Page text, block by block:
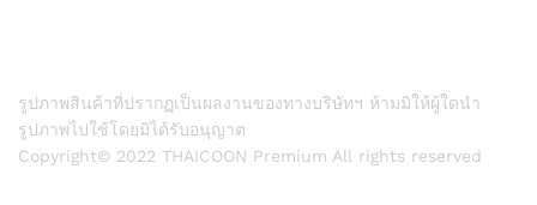
รูปภาพสินค้าที่ปรากฏเป็นผลงานของทางบริษัทฯ ห้ามมิให้ผู้ใดนำ
รูปภาพไปใช้โดยมิได้รับอนุญาต
Copyright© 2022 THAICOON Premium All rights reserved